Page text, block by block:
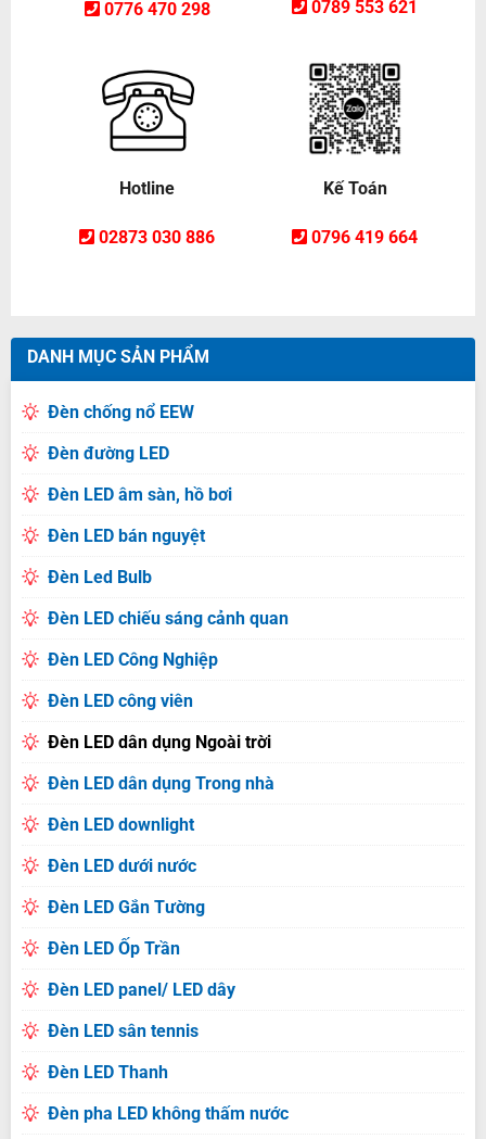
0776 470 298 0789 553 621
Hotline
02873 030 886
Kế Toán
0796 419 664
DANH MỤC SẢN PHẨM
Đèn chống nổ EEW
Đèn đường LED
Đèn LED âm sàn, hồ bơi
Đèn LED bán nguyệt
Đèn Led Bulb
Đèn LED chiếu sáng cảnh quan
Đèn LED Công Nghiệp
Đèn LED công viên
Đèn LED dân dụng Ngoài trời
Đèn LED dân dụng Trong nhà
Đèn LED downlight
Đèn LED dưới nước
Đèn LED Gắn Tường
Đèn LED Ốp Trần
Đèn LED panel/ LED dây
Đèn LED sân tennis
Đèn LED Thanh
Đèn pha LED không thấm nước